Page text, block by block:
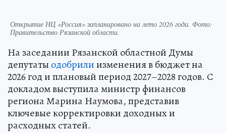
Открытие НЦ «Россия» запланировано на лето 2026 года. Фото:
Правительство Рязанской области.
На заседании Рязанской областной Думы
депутаты одобрилиизменения в бюджет на
2026 год и плановый период 2027–2028 годов. С
докладом выступила министр финансов
региона Марина Наумова, представив
ключевые корректировки доходных и
расходных статей.